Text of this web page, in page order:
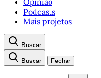
Podcasts
Mais projetos
Buscar
Buscar Fechar